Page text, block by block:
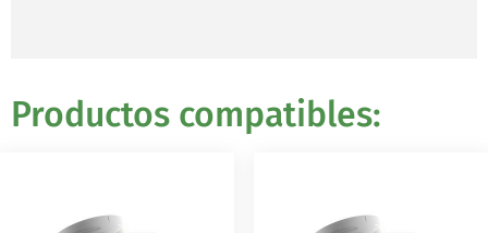
Productos compatibles: